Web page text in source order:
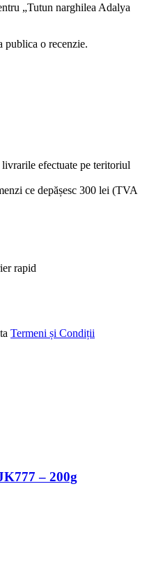
„Tutun narghilea Adalya
publica o recenzie.
efectuate pe teritoriul
ce depășesc 300 lei (TVA
rapid
Termeni și Condiții
– 200g